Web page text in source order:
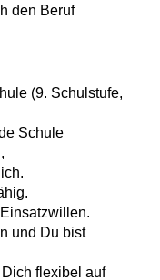
den Beruf
(9. Schulstufe,
Schule
und Du bist
flexibel auf